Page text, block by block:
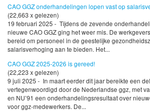
CAO GGZ onderhandelingen lopen vast op
(22,663 x gelezen)
19 februari 2025 - Tijdens de zevende
nieuwe CAO GGZ ging het weer mis. De
bereid om personeel in de geestelijke
salarisverhoging aan te bieden. Het...
CAO GGZ 2025-2026 is gereed!
(22,223 x gelezen)
9 juli 2025 - In maart eerder dit jaar bereikte een
vertegenwoordigd door de Nederlandse ggz, met
en NU’91 een onderhandelingsresultaat over
voor ggz-medewerkers. De...